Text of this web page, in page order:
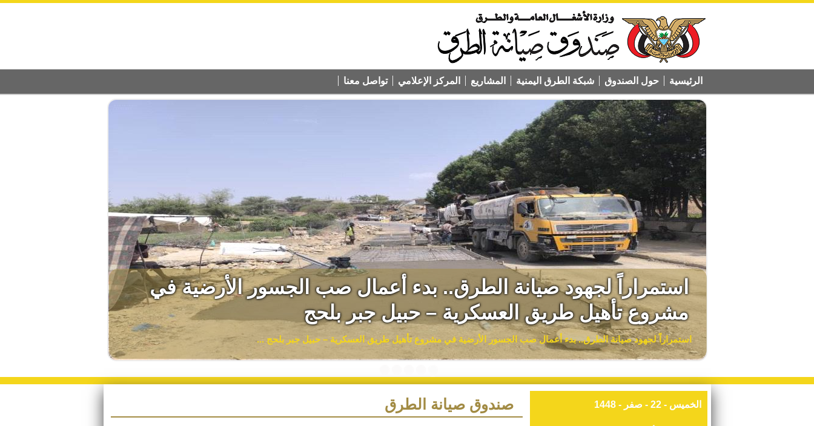
الرئيسية حول الصندوق شبكة الطرق اليمنية المشاريع المركز الإعلامي تواصل معنا
استمراراً لجهود صيانة الطرق.. بدء أعمال صب الجسور الأرضية في
مشروع تأهيل طريق العسكرية – حبيل جبر بلحج
استمراراً لجهود صيانة الطرق.. بدء أعمال صب الجسور الأرضية في مشروع تأهيل طريق العسكرية – حبيل جبر بلحج ...
الخميس - 22 - صفر - 1448 صندوق صيانة الطرق